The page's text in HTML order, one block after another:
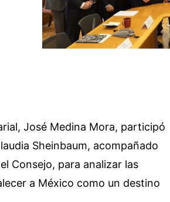
José Medina Mora, participó
Sheinbaum, acompañado
Consejo, para analizar las
a México como un destino